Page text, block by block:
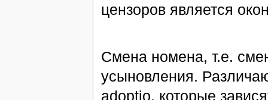
цензоров является
Смена номена, т.е.
усыновления.
adoptio, которые